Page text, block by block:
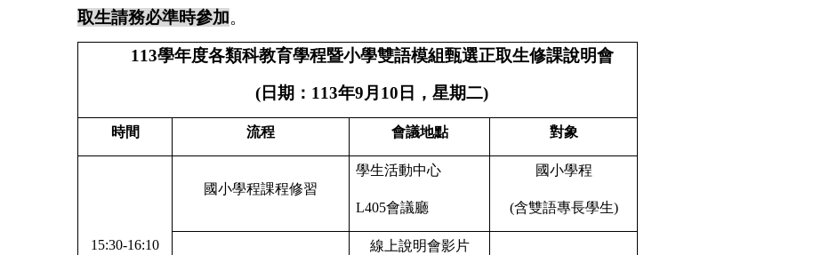
取生請務必準時參加。
113學年度各類科教育學程暨小學雙語模組甄選正取生修課說明會
( 日期： 113年9月 10 日，星期二)
時間 流程 會議地點 對象
15:30-16:10
國小學程課程修習
學生活動中心
L405會議廳
國小學程
(含雙語專長學生)
線上說明會影片